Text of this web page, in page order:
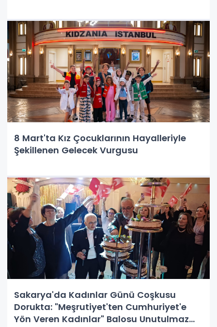
8 Mart'ta Kız Çocuklarının Hayalleriyle
Şekillenen Gelecek Vurgusu
Sakarya'da Kadınlar Günü Coşkusu
Dorukta: "Meşrutiyet'ten Cumhuriyet'e
Yön Veren Kadınlar" Balosu Unutulmaz